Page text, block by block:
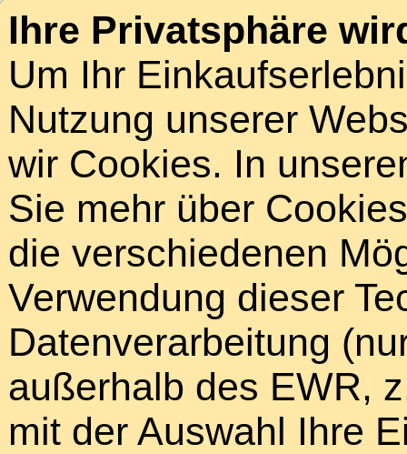
Ihre Privatsphäre
Um Ihr
Nutzung unserer
wir Cookies. In
Sie mehr über
die verschiedenen
Verwendung dieser
Datenverarbeitung
außerhalb des EWR,
mit der Auswahl Ihre